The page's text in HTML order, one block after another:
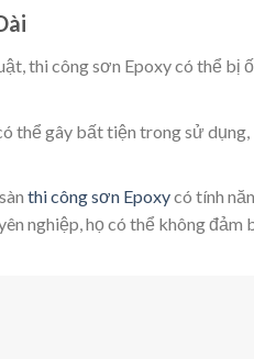
thi công sơn Epoxy có thể bị ố
thể gây bất tiện trong sử dụng,
thi công sơn Epoxycó tính
nghiệp, họ có thể không đảm